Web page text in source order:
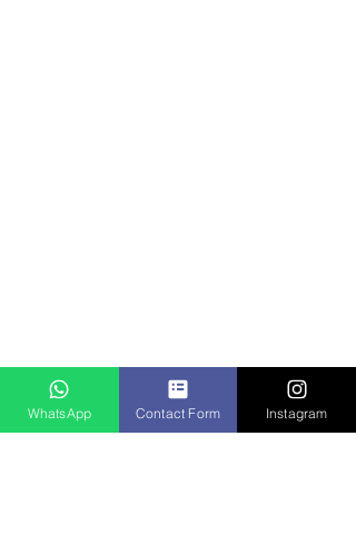
WhatsApp Contact Form Instagram